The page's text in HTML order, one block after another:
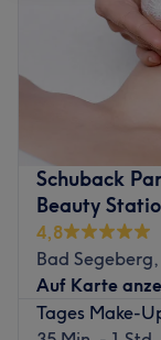
Schuback
Beauty
4,8
Bad
Auf Karte
Tages Make-